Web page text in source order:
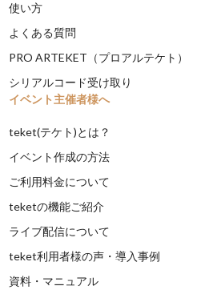
使い方
よくある質問
PRO ARTEKET（プロアルテケト）
シリアルコード受け取り
イベント主催者様へ
teket(テケト)とは？
イベント作成の方法
ご利用料金について
teketの機能ご紹介
ライブ配信について
teket利用者様の声・導入事例
資料・マニュアル